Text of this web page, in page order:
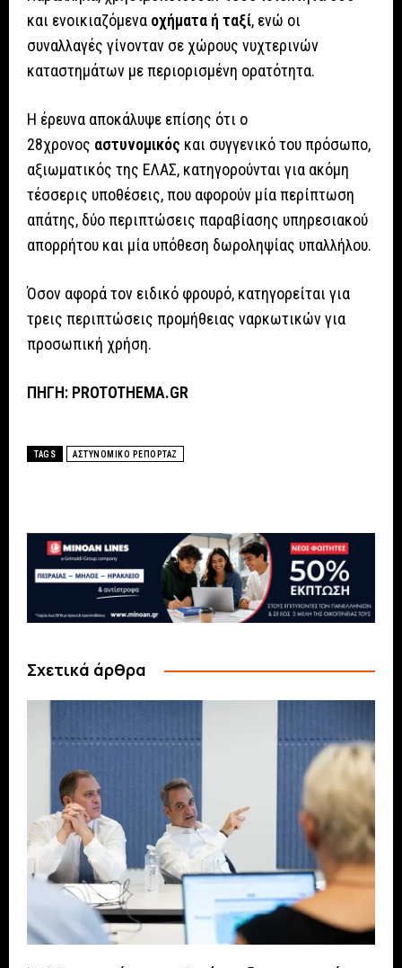
και ενοικιαζόμενα οχήματα ή ταξί, ενώ οι
συναλλαγές γίνονταν σε χώρους νυχτερινών
καταστημάτων με περιορισμένη ορατότητα.
Η έρευνα αποκάλυψε επίσης ότι ο
28χρονος αστυνομικός και συγγενικό του πρόσωπο,
αξιωματικός της ΕΛΑΣ, κατηγορούνται για ακόμη
τέσσερις υποθέσεις, που αφορούν μία περίπτωση
απάτης, δύο περιπτώσεις παραβίασης υπηρεσιακού
απορρήτου και μία υπόθεση δωροληψίας υπαλλήλου.
Όσον αφορά τον ειδικό φρουρό, κατηγορείται για
τρεις περιπτώσεις προμήθειας ναρκωτικών για
προσωπική χρήση.
ΠΗΓΗ: PROTOTHEMA.GR
TAGS ΑΣΤΥΝΟΜΙΚΟ ΡΕΠΟΡΤΑΖ
Σχετικά άρθρα